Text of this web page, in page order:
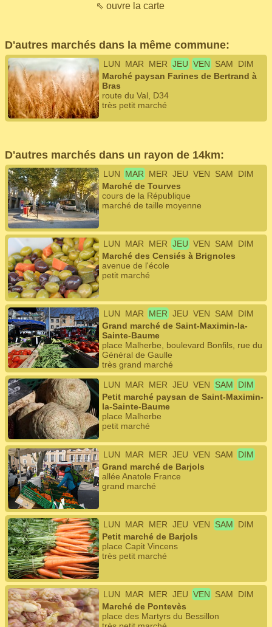
⇖ ouvre la carte
D'autres marchés dans la même commune:
LUN MAR MER JEU VEN SAM
DIM
Marché paysan Farines de Bertrand à
Bras
route du Val, D34
très petit marché
D'autres marchés dans un rayon de 14km:
LUN MAR MER JEU VEN SAM
DIM
Marché de Tourves
cours de la République
marché de taille moyenne
LUN MAR MER JEU VEN SAM
DIM
Marché des Censiés à Brignoles
avenue de l'école
petit marché
LUN MAR MER JEU VEN SAM
DIM
Grand marché de Saint-Maximin-la-
Sainte-Baume
place Malherbe, boulevard Bonfils, rue du
Général de Gaulle
très grand marché
LUN MAR MER JEU VEN SAM
DIM
Petit marché paysan de Saint-Maximin-
la-Sainte-Baume
place Malherbe
petit marché
LUN MAR MER JEU VEN SAM
DIM
Grand marché de Barjols
allée Anatole France
grand marché
LUN MAR MER JEU VEN SAM
DIM
Petit marché de Barjols
place Capit Vincens
très petit marché
LUN MAR MER JEU VEN SAM
DIM
Marché de Pontevès
place des Martyrs du Bessillon